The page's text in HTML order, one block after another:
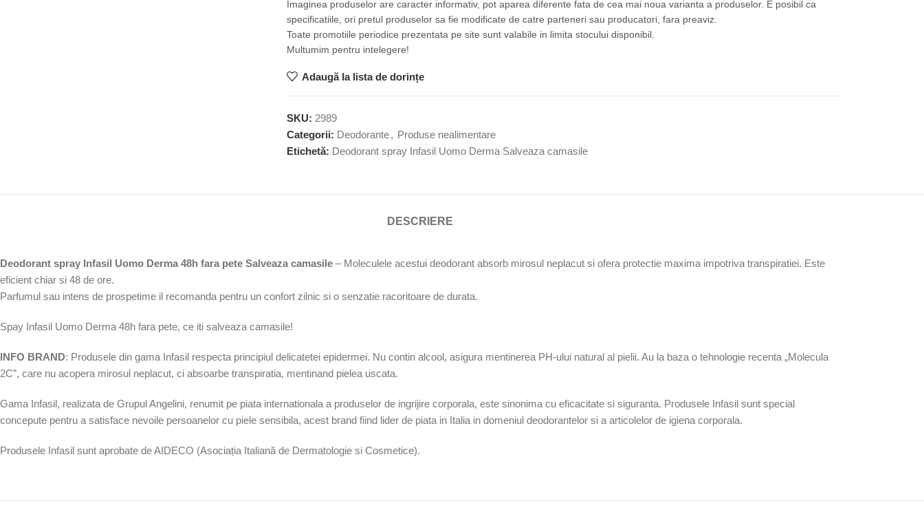
Imaginea produselor are caracter informativ, pot aparea diferente fata de cea mai noua varianta a produselor. E posibil ca
specificatiile, ori pretul produselor sa fie modificate de catre parteneri sau producatori, fara preaviz.
Toate promotiile periodice prezentata pe site sunt valabile in limita stocului disponibil.
Multumim pentru intelegere!
Adaugă la lista de dorințe
SKU: 2989
Categorii: Deodorante, Produse nealimentare
Etichetă: Deodorant spray Infasil Uomo Derma Salveaza camasile
DESCRIERE
Deodorant spray Infasil Uomo Derma 48h fara pete Salveaza camasile – Moleculele acestui deodorant absorb mirosul neplacut si ofera protectie maxima impotriva transpiratiei. Este
eficient chiar si 48 de ore.
Parfumul sau intens de prospetime il recomanda pentru un confort zilnic si o senzatie racoritoare de durata.
Spay Infasil Uomo Derma 48h fara pete, ce iti salveaza camasile!
INFO BRAND: Produsele din gama Infasil respecta principiul delicatetei epidermei. Nu contin alcool, asigura mentinerea PH-ului natural al pielii. Au la baza o tehnologie recenta „Molecula
2C”, care nu acopera mirosul neplacut, ci absoarbe transpiratia, mentinand pielea uscata.
Gama Infasil, realizata de Grupul Angelini, renumit pe piata internationala a produselor de ingrijire corporala, este sinonima cu eficacitate si siguranta. Produsele Infasil sunt special
concepute pentru a satisface nevoile persoanelor cu piele sensibila, acest brand fiind lider de piata in Italia in domeniul deodorantelor si a articolelor de igiena corporala.
Produsele Infasil sunt aprobate de AIDECO (Asociația Italiană de Dermatologie si Cosmetice).